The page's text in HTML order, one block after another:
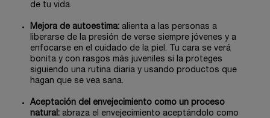
de tu vida.
Mejora de autoestima: alienta a las personas a
liberarse de la presión de verse siempre jóvenes y a
enfocarse en el cuidado de la piel. Tu cara se verá
bonita y con rasgos más juveniles si la proteges
siguiendo una rutina diaria y usando productos que
hagan que se vea sana.
Aceptación del envejecimiento como un proceso
natural: abraza el envejecimiento aceptándolo como